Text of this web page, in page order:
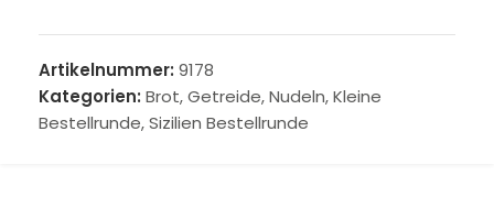
Artikelnummer: 9178
Kategorien: Brot, Getreide, Nudeln,Kleine
Bestellrunde,Sizilien Bestellrunde